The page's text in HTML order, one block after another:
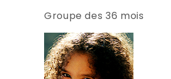
Groupe des 36 mois